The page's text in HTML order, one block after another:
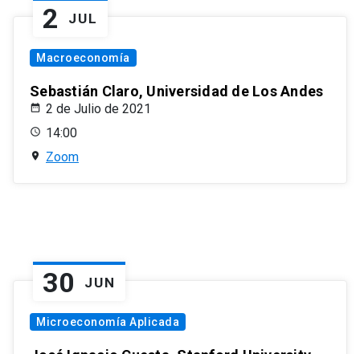
2 JUL
Macroeconomía
Sebastián Claro, Universidad de Los Andes
2 de Julio de 2021
14:00
Zoom
30 JUN
Microeconomía Aplicada